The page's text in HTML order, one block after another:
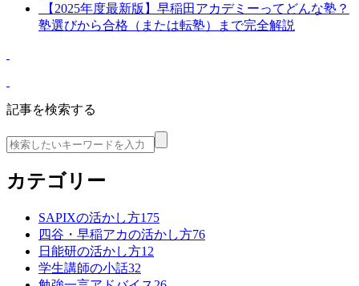
【2025年度最新版】早稲田アカデミーってどんな塾？
塾選びから合格（または転塾）まで完全解説
記事を検索する
カテゴリー
SAPIXの活かし方175
四谷・早稲アカの活かし方76
日能研の活かし方12
学生講師の小話32